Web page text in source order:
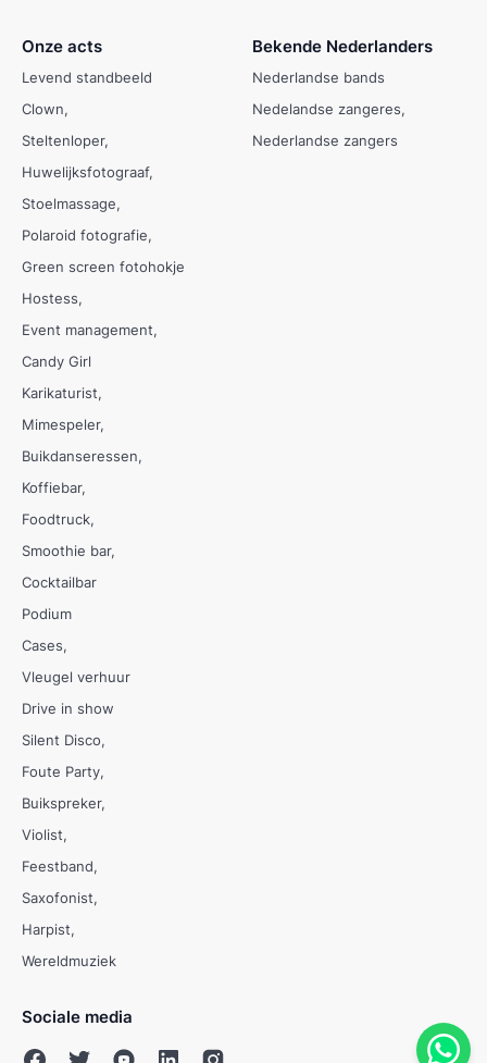
Onze acts
Levend standbeeld
Clown
Steltenloper
Huwelijksfotograaf
Stoelmassage
Polaroid fotografie
Green screen fotohokje
Hostess
Event management
Candy Girl
Karikaturist
Mimespeler
Buikdanseressen
Koffiebar
Foodtruck
Smoothie bar
Cocktailbar
Podium
Cases
Vleugel verhuur
Drive in show
Silent Disco
Foute Party
Buikspreker
Violist
Feestband
Saxofonist
Harpist
Wereldmuziek
Bekende Nederlanders
Nederlandse bands
Nedelandse zangeres
Nederlandse zangers
Sociale media